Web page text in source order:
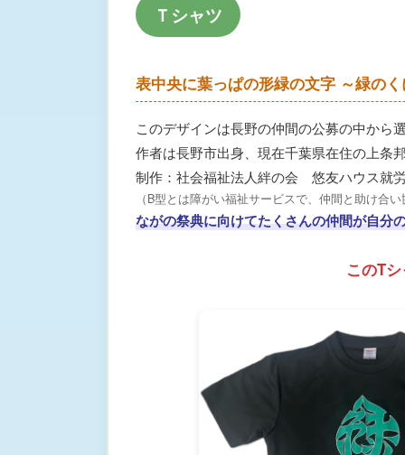
Ｔシャツ
表中央に葉っぱの形緑の文字 ～緑の
このデザインは長野の仲間の公募の中から
作者は長野市出身、現在千葉県在住の上条
制作：社会福祉法人絆の会 悠友ハウス就
（B型とは障がい福祉サービスで、仲間と助け合
ながの祭典に向けてたくさんの仲間が自分
このT